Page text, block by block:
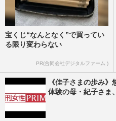
宝くじ“なんとなく”で買ってい
る限り変わらない
PR(合同会社デジタルファーム )
《佳子さまの歩み
体験の母・紀子さま